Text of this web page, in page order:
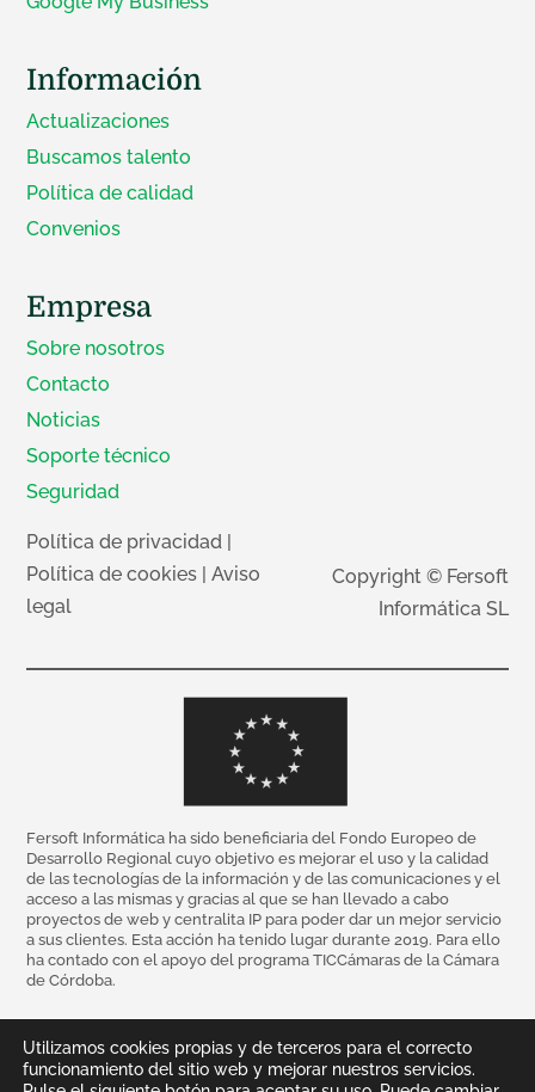
Información
Actualizaciones
Buscamos talento
Política de calidad
Convenios
Empresa
Sobre nosotros
Contacto
Noticias
Soporte técnico
Seguridad
Política de privacidad
Política de cookies |Aviso
legal
Copyright © Fersoft
Informática SL
Fersoft Informática ha sido beneficiaria del Fondo Europeo de
Desarrollo Regional cuyo objetivo es mejorar el uso y la calidad
de las tecnologías de la información y de las comunicaciones y el
acceso a las mismas y gracias al que se han llevado a cabo
proyectos de web y centralita IP para poder dar un mejor servicio
a sus clientes. Esta acción ha tenido lugar durante 2019. Para ello
ha contado con el apoyo del programa TICCámaras de la Cámara
de Córdoba.
Utilizamos cookies propias y de terceros para el correcto
funcionamiento del sitio web y mejorar nuestros servicios.